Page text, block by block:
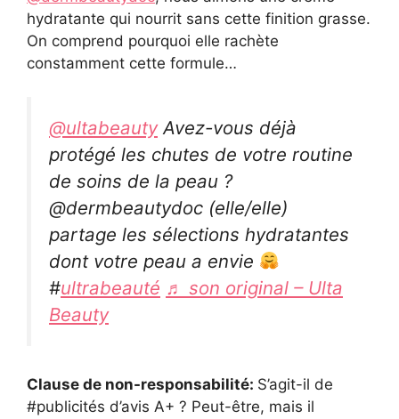
hydratante qui nourrit sans cette finition grasse.
On comprend pourquoi elle rachète
constamment cette formule…
@ultabeautyAvez-vous déjà
protégé les chutes de votre routine
de soins de la peau ?
@dermbeautydoc (elle/elle)
partage les sélections hydratantes
dont votre peau a envie
#ultrabeauté ♬ son original – Ulta
Beauty
Clause de non-responsabilité: S’agit-il de
#publicités d’avis A+ ? Peut-être, mais il